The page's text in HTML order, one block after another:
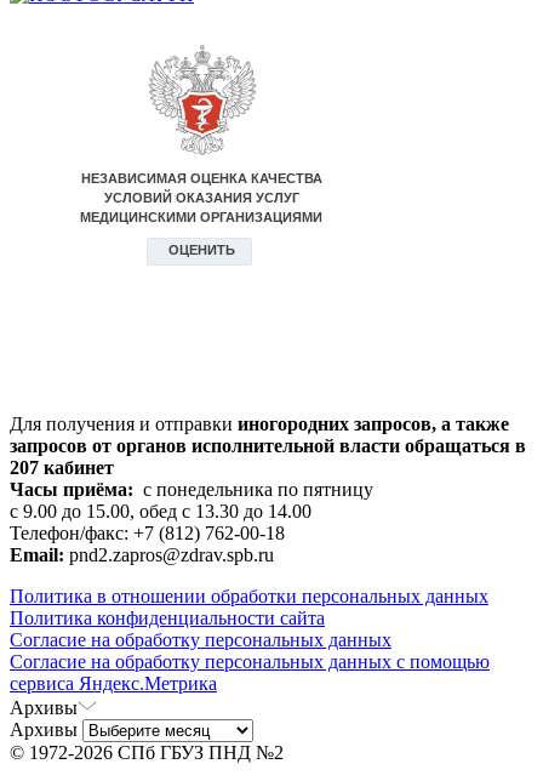
Для получения и отправки иногородних запросов, а также
запросов от органов исполнительной власти обращаться в
207 кабинет
Часы приёма: с понедельника по пятницу
с 9.00 до 15.00, обед с 13.30 до 14.00
Телефон/факс: +7 (812) 762-00-18
Email: pnd2.zapros@zdrav.spb.ru
Политика в отношении обработки персональных данных
Политика конфиденциальности сайта
Согласие на обработку персональных данных
Согласие на обработку персональных данных с помощью
сервиса Яндекс.Метрика
Архивы
Архивы
© 1972-2026 СПб ГБУЗ ПНД №2